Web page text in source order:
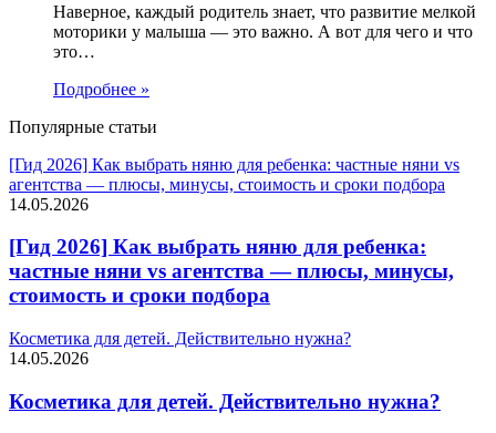
Наверное, каждый родитель знает, что развитие мелкой
моторики у малыша — это важно. А вот для чего и что
это…
Подробнее »
Популярные статьи
[Гид 2026] Как выбрать няню для ребенка: частные няни vs
агентства — плюсы, минусы, стоимость и сроки подбора
14.05.2026
[Гид 2026] Как выбрать няню для ребенка:
частные няни vs агентства — плюсы, минусы,
стоимость и сроки подбора
Косметика для детей. Действительно нужна?
14.05.2026
Косметика для детей. Действительно нужна?